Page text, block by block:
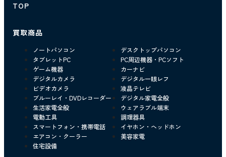
TOP
買取商品
ノートパソコン
デスクトップパソコン
タブレットPC
PC周辺機器・PCソフト
ゲーム機器
カーナビ
デジタルカメラ
デジタル一眼レフ
ビデオカメラ
液晶テレビ
ブルーレイ・DVDレコーダー
デジタル家電全般
生活家電全般
ウェアラブル端末
電動工具
調理器具
スマートフォン・携帯電話
イヤホン・ヘッドホン
エアコン・クーラー
美容家電
住宅設備